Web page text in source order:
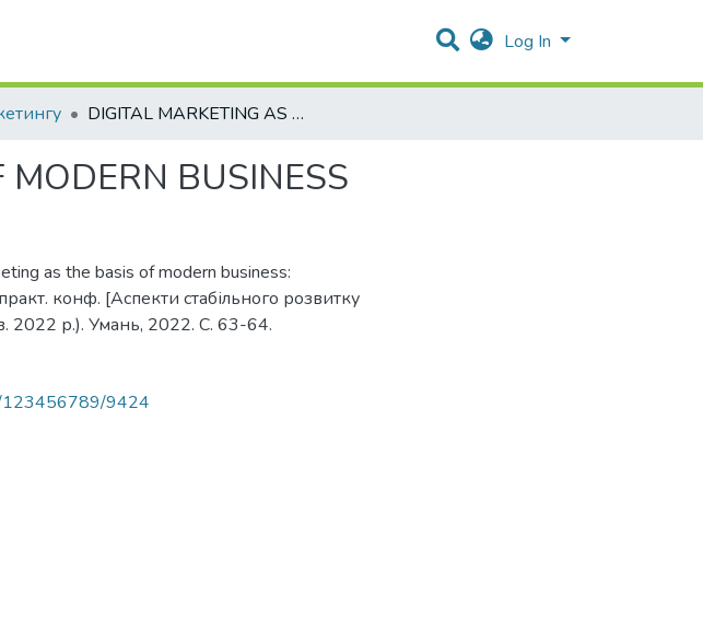
Log In
DIGITAL MARKETING AS THE BASIS OF MODERN BUSINESS
BUSINESS
as the basis of modern business:
конф. [Аспекти стабільного розвитку
2022 р.). Умань, 2022. С. 63-64.
123456789/9424